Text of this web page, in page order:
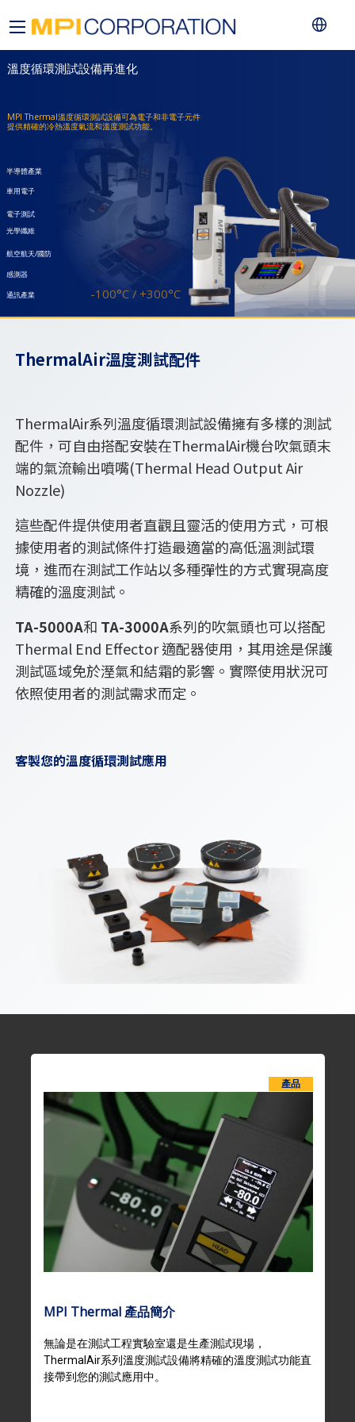
溫度循環測試設備再進化
MPI Thermal溫度循環測試設備可為電子和非電子元件
提供精確的冷熱溫度氣流和溫度測試功能。
半導體產業
光學纖維
車用電子
電子測試
航空航天/國防
感測器
通訊產業
-100°C / +300°C
ThermalAir溫度測試配件
ThermalAir系列溫度循環測試設備擁有多樣的測試
配件，可自由搭配安裝在ThermalAir機台吹氣頭末
端的氣流輸出噴嘴(Thermal Head Output Air
Nozzle)
這些配件提供使用者直觀且靈活的使用方式，可根
據使用者的測試條件打造最適當的高低溫測試環
境，進而在測試工作站以多種彈性的方式實現高度
精確的溫度測試。
TA-5000A和 TA-3000A系列的吹氣頭也可以搭配
Thermal End Effector 適配器使用，其用途是保護
測試區域免於溼氣和結霜的影響。實際使用狀況可
依照使用者的測試需求而定。
客製您的溫度循環測試應用
無論是在測試工程實驗室還是生產測試現場，
ThermalAir系列溫度測試設備將精確的溫度測試功能直
接帶到您的測試應用中。
MPI Thermal 產品簡介
產品